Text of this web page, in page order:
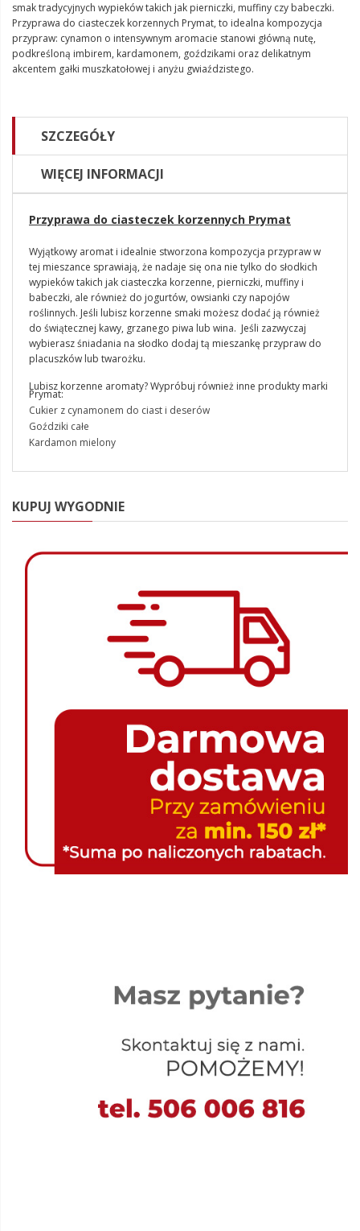
smak tradycyjnych wypieków takich jak pierniczki, muffiny czy babeczki.
Przyprawa do ciasteczek korzennych Prymat, to idealna kompozycja
przypraw: cynamon o intensywnym aromacie stanowi główną nutę,
podkreśloną imbirem, kardamonem, goździkami oraz delikatnym
akcentem gałki muszkatołowej i anyżu gwiaździstego.
SZCZEGÓŁY
WIĘCEJ INFORMACJI
Przyprawa do ciasteczek korzennych Prymat
Wyjątkowy aromat i idealnie stworzona kompozycja przypraw w
tej mieszance sprawiają, że nadaje się ona nie tylko do słodkich
wypieków takich jak ciasteczka korzenne, pierniczki, muffiny i
babeczki, ale również do jogurtów, owsianki czy napojów
roślinnych. Jeśli lubisz korzenne smaki możesz dodać ją również
do świątecznej kawy, grzanego piwa lub wina. Jeśli zazwyczaj
wybierasz śniadania na słodko dodaj tą mieszankę przypraw do
placuszków lub twarożku.
Lubisz korzenne aromaty? Wypróbuj również inne produkty marki
Prymat:
Cukier z cynamonem do ciast i deserów
Goździki całe
Kardamon mielony
KUPUJ WYGODNIE